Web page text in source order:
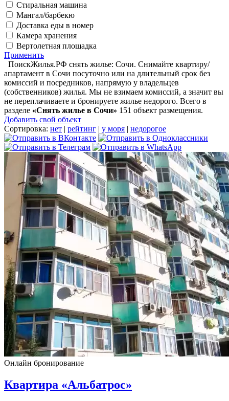
Стиральная машина
Мангал/барбекю
Доставка еды в номер
Камера хранения
Вертолетная площадка
Применить
ПоискЖилья.РФ снять жилье: Сочи. Снимайте квартиру/
апартамент в Сочи посуточно или на длительный срок без
комиссий и посредников, напрямую у владельцев
(собственников) жилья. Мы не взимаем комиссий, а значит вы
не переплачиваете и бронируете жилье недорого. Всего в
разделе «Снять жилье в Сочи» 151 объект размещения.
Добавить свой объект
Сортировка: нет | рейтинг | у моря | недорогое
Онлайн бронирование
Квартира «Альбатрос»